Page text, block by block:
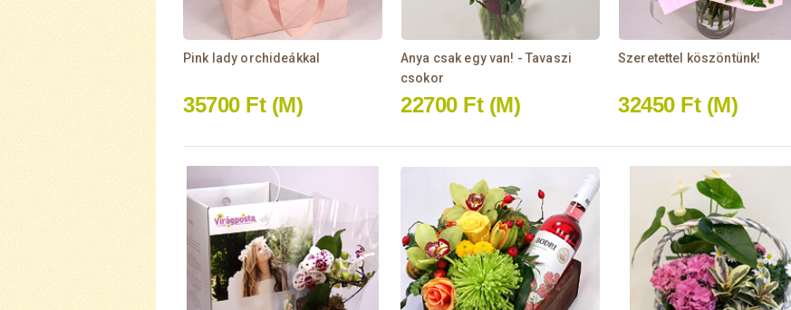
Pink lady orchideákkal
35700 Ft (M)
Anya csak egy van! - Tavaszi
csokor
22700 Ft (M)
Szeretettel köszöntünk!
32450 Ft (M)